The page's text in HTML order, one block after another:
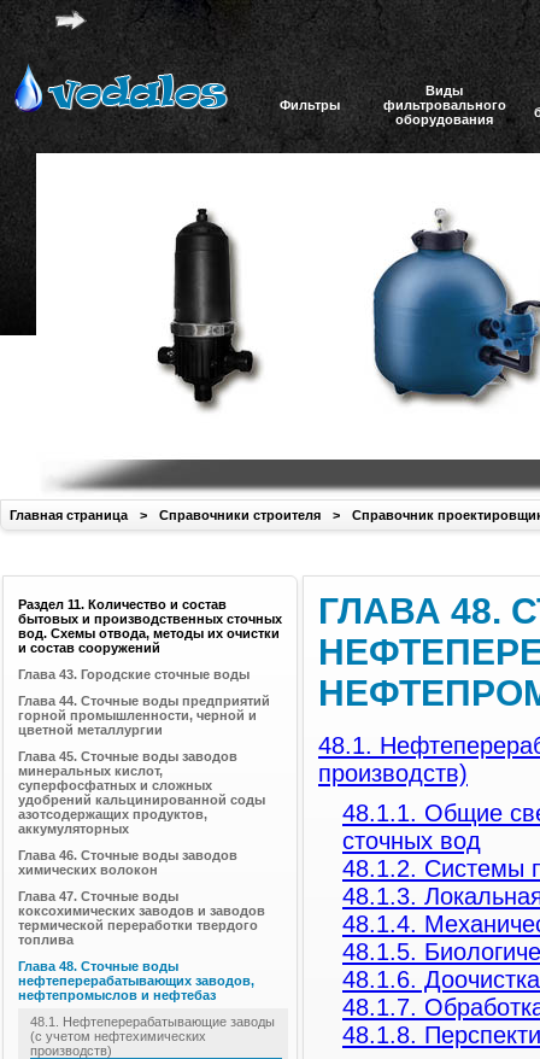
Фильтры
Виды
фильтровального
оборудования
Главная страница > Справочники строителя > Справочник
ГЛАВА 48.
48.1.
производств)
48.1.1. Общие
сточных вод
48.1.2. Системы
48.1.3.
48.1.4.
48.1.5.
48.1.6.
48.1.7.
48.1.8.
Раздел 11. Количество и состав
бытовых и производственных сточных
вод. Схемы отвода, методы их очистки
и состав сооружений
Глава 43. Городские сточные воды
Глава 44. Сточные воды предприятий
горной промышленности, черной и
цветной металлургии
Глава 45. Сточные воды заводов
минеральных кислот,
суперфосфатных и сложных
удобрений кальцинированной соды
азотсодержащих продуктов,
аккумуляторных
Глава 46. Сточные воды заводов
химических волокон
Глава 47. Сточные воды
коксохимических заводов и заводов
термической переработки твердого
топлива
Глава 48. Сточные воды
нефтеперерабатывающих заводов,
нефтепромыслов и нефтебаз
48.1. Нефтеперерабатывающие заводы
(с учетом нефтехимических
производств)